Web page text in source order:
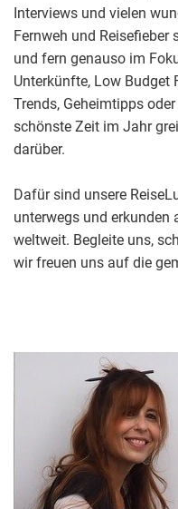
Interviews und vielen
Fernweh und Reisefieber
und fern genauso im
Unterkünfte, Low Budget
Trends, Geheimtipps
schönste Zeit im Jahr
darüber.
Dafür sind unsere
unterwegs und erkunden
weltweit. Begleite uns,
wir freuen uns auf die